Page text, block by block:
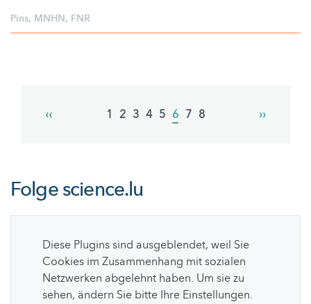
Pins, MNHN, FNR
Previous
‹‹ Page
1 Page
2 Page
3 Page
4 Page
5 Current
6 Page
7 Page
8
Next
››
Folgescience.lu
Diese Plugins sind ausgeblendet, weil Sie
Cookies im Zusammenhang mit sozialen
Netzwerken abgelehnt haben. Um sie zu
sehen, ändern Sie bitte Ihre Einstellungen.